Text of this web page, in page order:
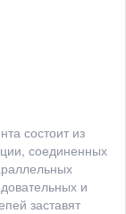
состоит из
соединенных
и
заставят